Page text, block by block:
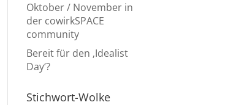
Oktober / November in
der cowirkSPACE
community
Bereit für den ‚Idealist
Day‘?
Stichwort-Wolke